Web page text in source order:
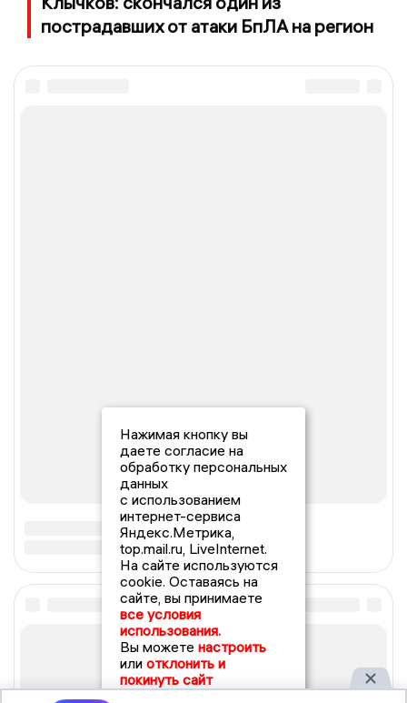
пострадавших от атаки БпЛА на регион
Нажимая кнопку вы
даете согласие на
обработку персональных
данных
с использованием
интернет-сервиса
Яндекс.Метрика,
top.mail.ru, LiveInternet.
На сайте используются
cookie. Оставаясь на
сайте, вы принимаете
все условия
использования.
Вы можете настроить
или отклонить и
покинуть сайт